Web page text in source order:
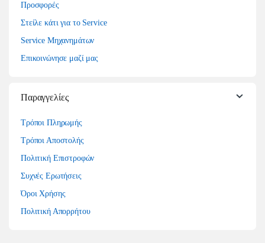
Προσφορές
Στείλε κάτι για το Service
Service Μηχανημάτων
Επικοινώνησε μαζί μας
Παραγγελίες
Τρόποι Πληρωμής
Τρόποι Αποστολής
Πολιτική Επιστροφών
Συχνές Ερωτήσεις
Όροι Χρήσης
Πολιτική Απορρήτου